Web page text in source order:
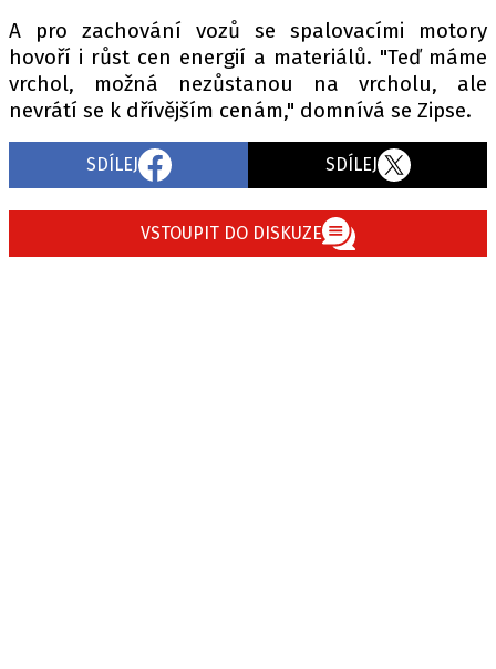
INCORP MEDIA GROUP s.r.o., IČ: 118 23 054
A pro zachování vozů se spalovacími motory
hovoří i růst cen energií a materiálů. "Teď máme
vrchol, možná nezůstanou na vrcholu, ale
nevrátí se k dřívějším cenám," domnívá se Zipse.
SDÍLEJ SDÍLEJ
VSTOUPIT DO DISKUZE